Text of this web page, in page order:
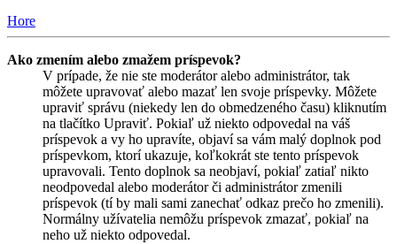
Hore
Ako zmením alebo zmažem príspevok?
V prípade, že nie ste moderátor alebo administrátor, tak
môžete upravovať alebo mazať len svoje príspevky. Môžete
upraviť správu (niekedy len do obmedzeného času) kliknutím
na tlačítko Upraviť. Pokiaľ už niekto odpovedal na váš
príspevok a vy ho upravíte, objaví sa vám malý doplnok pod
príspevkom, ktorí ukazuje, koľkokrát ste tento príspevok
upravovali. Tento doplnok sa neobjaví, pokiaľ zatiaľ nikto
neodpovedal alebo moderátor či administrátor zmenili
príspevok (tí by mali sami zanechať odkaz prečo ho zmenili).
Normálny užívatelia nemôžu príspevok zmazať, pokiaľ na
neho už niekto odpovedal.